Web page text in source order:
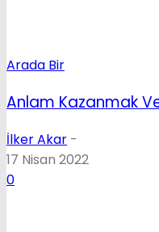
Arada Bir
Anlam Kazanmak
İlker Akar -
17 Nisan 2022
0